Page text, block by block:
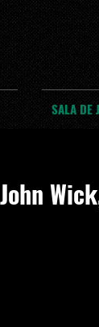
SALA DE